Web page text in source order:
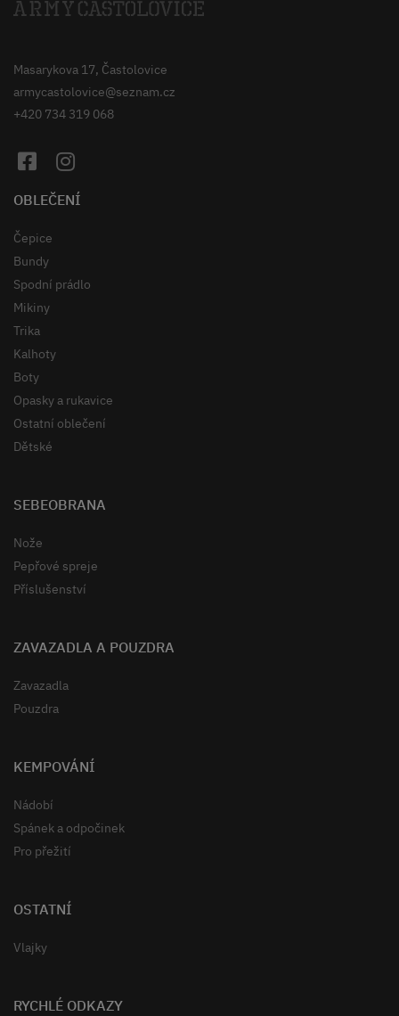
Masarykova 17, Častolovice
armycastolovice@seznam.cz
+420 734 319 068
OBLEČENÍ
Čepice
Bundy
Spodní prádlo
Mikiny
Trika
Kalhoty
Boty
Opasky a rukavice
Ostatní oblečení
Dětské
SEBEOBRANA
Nože
Pepřové spreje
Příslušenství
ZAVAZADLA A POUZDRA
Zavazadla
Pouzdra
KEMPOVÁNÍ
Nádobí
Spánek a odpočinek
Pro přežití
OSTATNÍ
Vlajky
RYCHLÉ ODKAZY